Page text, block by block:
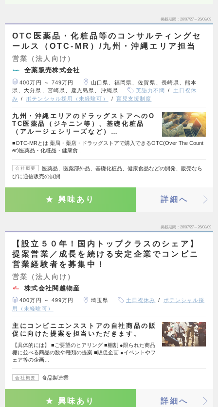
掲載期間 26/07/27～26/08/09
OTC医薬品・化粧品等のコンサルティングセ
ールス（OTC-MR）/九州・沖縄エリア担当
営業（法人向け）
全薬販売株式会社
400万円 ～ 749万円
山口県、福岡県、佐賀県、長崎県、熊本
県、大分県、宮崎県、鹿児島県、沖縄県
英語力不問
土日祝休
み
ポテンシャル採用（未経験可） 育児支援制度
九州・沖縄エリアのドラッグストアへのO
TC医薬品（ジキニン等）、基礎化粧品
（アルージェシリーズなど）…
■OTC-MRとは 薬局・薬店・ドラッグストアで購入できるOTC(Over The Count
er)医薬品・化粧品・健康食…
会社概要
医薬品、医薬部外品、基礎化粧品、健康食品などの開発、販売なら
びに通信販売の展開
興味あり 詳細へ
掲載期間 26/07/27～26/08/09
【設立５０年！国内トップクラスのシェア】
提案営業／成長を続ける安定企業でコンビニ
営業経験者を募集中！
営業（法人向け）
株式会社関越物産
400万円 ～ 499万円 埼玉県 土日祝休み
ポテンシャル採
用（未経験可）
主にコンビニエンスストアの自社商品の販
促に向けた提案を担当いただきます。
【具体的には】 ■ご要望のヒアリング ■棚割 ●限られた商品
棚に並べる商品の数や種類の提案 ■販促企画 ●イベントやフ
ェア等の企画…
会社概要 食品製造業
興味あり 詳細へ